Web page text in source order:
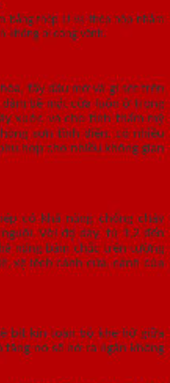
bằng thép U và thép hộp nhằm
không bị cong vênh.
tẩy dầu mỡ và gỉ sét trên
bề mặt cửa luôn ở trong
xước và cho tính thẩm mỹ
sơn tĩnh điện, có nhiều
hợp cho nhiều không gian
có khả năng chống cháy
Với độ dày từ 1,2 đến
năng bám chắc trên tường
xệ lệch cánh cửa, cánh cửa
bít kín toàn bộ khe hở giữa
nó sẽ nở ra ngăn không